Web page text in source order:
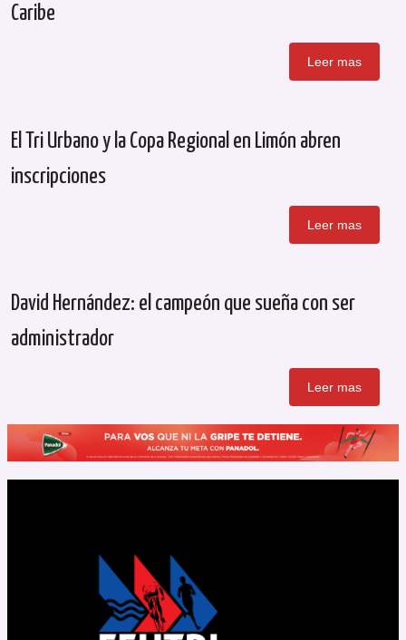
Caribe
Leer mas
El Tri Urbano y la Copa Regional en Limón abren
inscripciones
Leer mas
David Hernández: el campeón que sueña con ser
administrador
Leer mas